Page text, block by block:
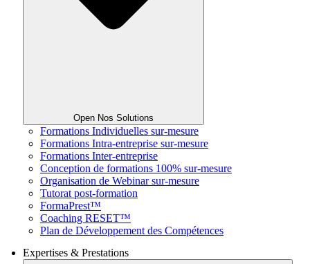
Open Nos Solutions
Formations Individuelles sur-mesure
Formations Intra-entreprise sur-mesure
Formations Inter-entreprise
Conception de formations 100% sur-mesure
Organisation de Webinar sur-mesure
Tutorat post-formation
FormaPrest™
Coaching RESET™
Plan de Développement des Compétences
Expertises & Prestations